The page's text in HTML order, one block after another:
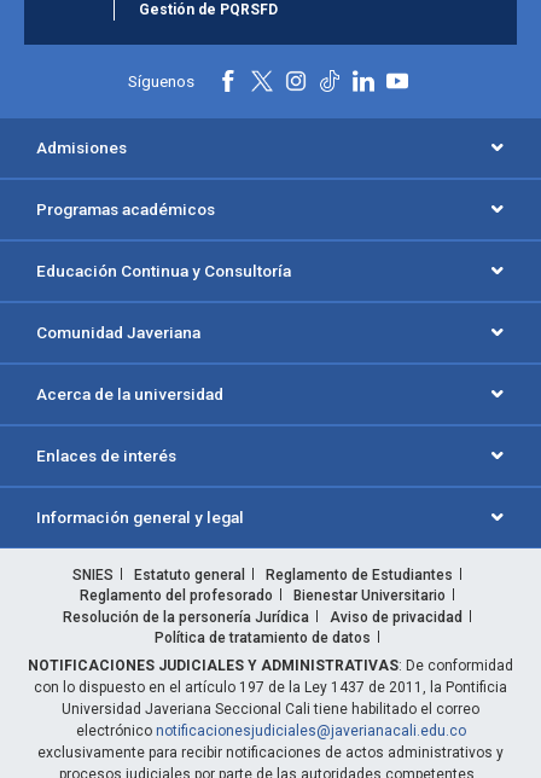
Gestión de PQRSFD
Síguenos
Admisiones
Programas académicos
Educación Continua y Consultoría
Comunidad Javeriana
Acerca de la universidad
Enlaces de interés
Información general y legal
SNIES Estatuto general
Reglamento de Estudiantes
Reglamento del profesorado
Bienestar Universitario
Resolución de la personería Jurídica
Aviso de privacidad
Política de tratamiento de datos
NOTIFICACIONES JUDICIALES Y ADMINISTRATIVAS: De conformidad
con lo dispuesto en el artículo 197 de la Ley 1437 de 2011, la Pontificia
Universidad Javeriana Seccional Cali tiene habilitado el correo
electrónico notificacionesjudiciales@javerianacali.edu.co
exclusivamente para recibir notificaciones de actos administrativos y
procesos judiciales por parte de las autoridades competentes.